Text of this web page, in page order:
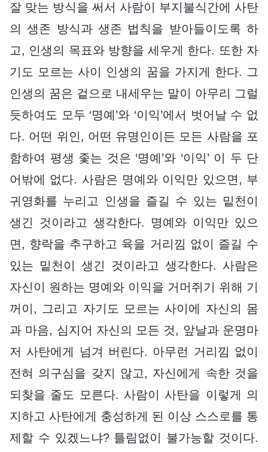
잘 맞는 방식을 써서 사람이 부지불식간에 사탄
의 생존 방식과 생존 법칙을 받아들이도록 하
고, 인생의 목표와 방향을 세우게 한다. 또한 자
기도 모르는 사이 인생의 꿈을 가지게 한다. 그
인생의 꿈은 겉으로 내세우는 말이 아무리 그럴
듯하여도 모두 ‘명예’와 ‘이익’에서 벗어날 수 없
다. 어떤 위인, 어떤 유명인이든 모든 사람을 포
함하여 평생 좇는 것은 ‘명예’와 ‘이익’ 이 두 단
어밖에 없다. 사람은 명예와 이익만 있으면, 부
귀영화를 누리고 인생을 즐길 수 있는 밑천이
생긴 것이라고 생각한다. 명예와 이익만 있으
면, 향락을 추구하고 육을 거리낌 없이 즐길 수
있는 밑천이 생긴 것이라고 생각한다. 사람은
자신이 원하는 명예와 이익을 거머쥐기 위해 기
꺼이, 그리고 자기도 모르는 사이에 자신의 몸
과 마음, 심지어 자신의 모든 것, 앞날과 운명마
저 사탄에게 넘겨 버린다. 아무런 거리낌 없이
전혀 의구심을 갖지 않고, 자신에게 속한 것을
되찾을 줄도 모른다. 사람이 사탄을 이렇게 의
지하고 사탄에게 충성하게 된 이상 스스로를 통
제할 수 있겠느냐? 틀림없이 불가능할 것이다.